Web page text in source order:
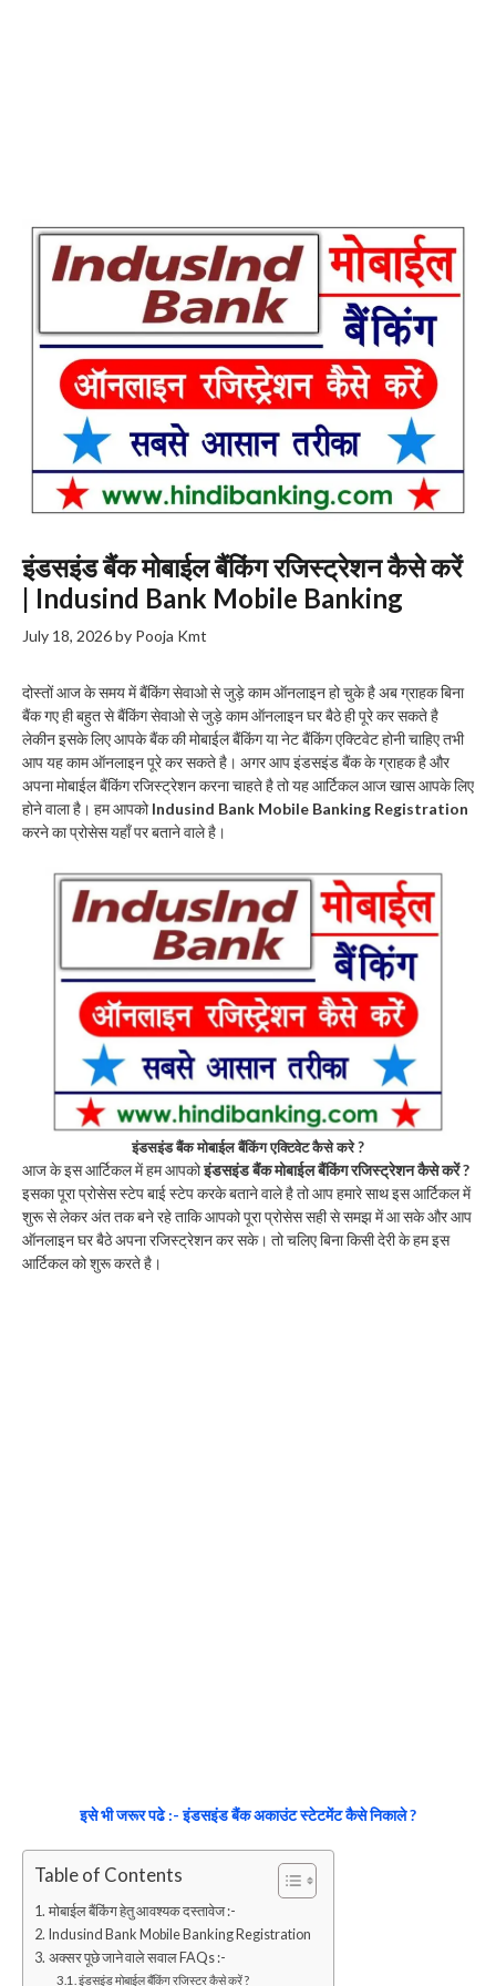
इंडसइंड बैंक मोबाईल बैंकिंग रजिस्ट्रेशन कैसे करें
| Indusind Bank Mobile Banking
July 18, 2026by Pooja Kmt
दोस्तों आज के समय में बैंकिंग सेवाओ से जुड़े काम ऑनलाइन हो चुके है अब ग्राहक बिना
बैंक गए ही बहुत से बैंकिंग सेवाओ से जुड़े काम ऑनलाइन घर बैठे ही पूरे कर सकते है
लेकीन इसके लिए आपके बैंक की मोबाईल बैंकिंग या नेट बैंकिंग एक्टिवेट होनी चाहिए तभी
आप यह काम ऑनलाइन पूरे कर सकते है। अगर आप इंडसइंड बैंक के ग्राहक है और
अपना मोबाईल बैंकिंग रजिस्ट्रेशन करना चाहते है तो यह आर्टिकल आज खास आपके लिए
होने वाला है। हम आपकोIndusind Bank Mobile Banking Registration
करने का प्रोसेस यहाँ पर बताने वाले है।
इंडसइंड बैंक मोबाईल बैंकिंग एक्टिवेट कैसे करे ?
आज के इस आर्टिकल में हम आपकोइंडसइंड बैंक मोबाईल बैंकिंग रजिस्ट्रेशन कैसे करें ?
इसका पूरा प्रोसेस स्टेप बाई स्टेप करके बताने वाले है तो आप हमारे साथ इस आर्टिकल में
शुरू से लेकर अंत तक बने रहे ताकि आपको पूरा प्रोसेस सही से समझ में आ सके और आप
ऑनलाइन घर बैठे अपना रजिस्ट्रेशन कर सके। तो चलिए बिना किसी देरी के हम इस
आर्टिकल को शुरू करते है।
इसे भी जरूर पढे :- इंडसइंड बैंक अकाउंट स्टेटमेंट कैसे निकाले ?
Table of Contents
मोबाईल बैंकिंग हेतु आवश्यक दस्तावेज :-
Indusind Bank Mobile Banking Registration
अक्सर पूछे जाने वाले सवाल FAQs :-
इंडसइंड मोबाईल बैंकिंग रजिस्टर कैसे करें ?